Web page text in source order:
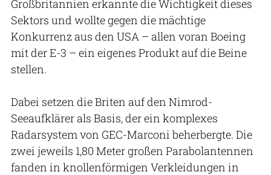
Großbritannien erkannte die Wichtigkeit dieses
Sektors und wollte gegen die mächtige
Konkurrenz aus den USA – allen voran Boeing
mit der E-3 – ein eigenes Produkt auf die Beine
stellen.
Dabei setzen die Briten auf den Nimrod-
Seeaufklärer als Basis, der ein komplexes
Radarsystem von GEC-Marconi beherbergte. Die
zwei jeweils 1,80 Meter großen Parabolantennen
fanden in knollenförmigen Verkleidungen in